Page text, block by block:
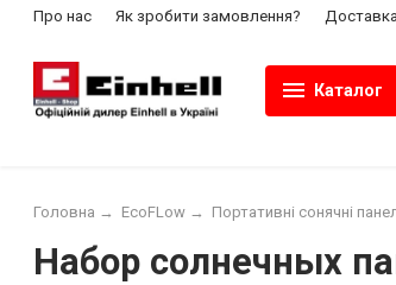
Про нас Як зробити замовлення? Доставка
Каталог
Головна → EcoFLow → Портативні сонячні
Набор солнечных